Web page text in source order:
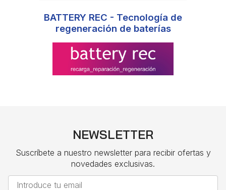
BATTERY REC - Tecnología de
regeneración de baterías
NEWSLETTER
Suscríbete a nuestro newsletter para recibir ofertas y
novedades exclusivas.